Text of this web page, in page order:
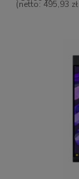
(netto:495,93 zł